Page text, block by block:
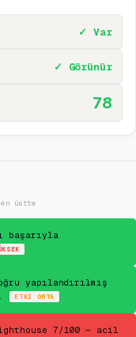
✓ Var
✓ Görünür
78
üstte
başarıyla
yapılandırılmış
ETKI ORTA
7/100 — acil